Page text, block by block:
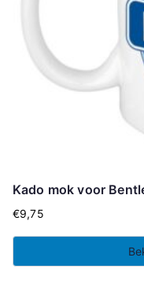
Kado mok voor
€9,75